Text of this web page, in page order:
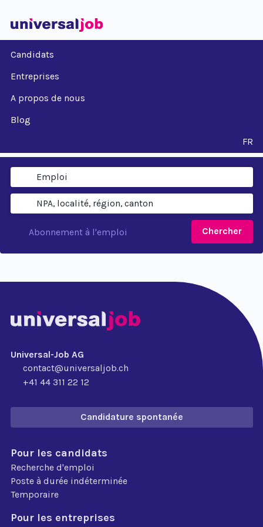
Candidats
Entreprises
A propos de nous
Blog
FR
Chercher
Abonnement à l'emploi
Universal-Job AG
contact@universaljob.ch
+41 44 311 22 12
Candidature spontanée
Pour les candidats
Recherche d'emploi
Poste à durée indéterminée
Temporaire
Pour les entreprises